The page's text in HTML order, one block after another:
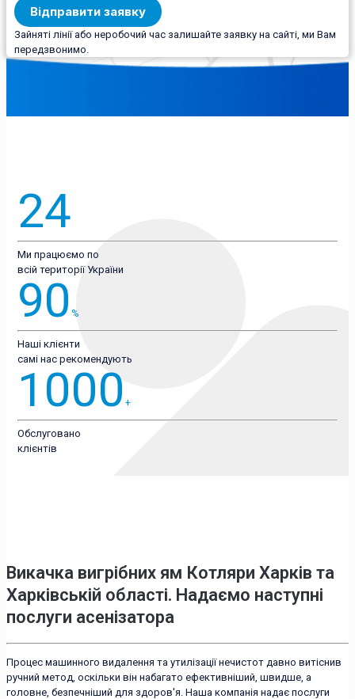
Зайняті лінії або неробочий час залишайте заявку на сайті, ми Вам
передзвонимо.
24
Ми працюємо по
всій території України
90 %
Наші клієнти
самі нас рекомендують
1000 +
Обслуговано
клієнтів
Викачка вигрібних ям Котляри Харків та
Харківській області. Надаємо наступні
послуги асенізатора
Процес машинного видалення та утилізації нечистот давно витіснив
ручний метод, оскільки він набагато ефективніший, швидше, а
головне, безпечніший для здоров'я. Наша компанія надає послуги